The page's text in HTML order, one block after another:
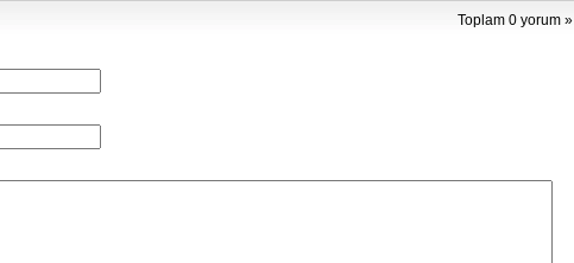
Toplam 0 yorum »